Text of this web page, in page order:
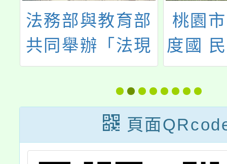
法務部與教育部
共同舉辦「法現
新視界」創意教
案設計工作坊
桃園
度國
土教
方案—
（閩
支援
頁面